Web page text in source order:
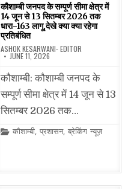
कौशाम्बी जनपद के सम्पूर्ण सीमा क्षेत्र में
14 जून से 13 सितम्बर 2026 तक
धारा-163 लागू,देखे क्या क्या रहेगा
प्रतिबंधित
ASHOK KESARWANI- EDITOR
JUNE 11, 2026
कौशाम्बी: कौशाम्बी जनपद के
सम्पूर्ण सीमा क्षेत्र में 14 जून से 13
सितम्बर 2026 तक…
Posted
कौशाम्बी,प्रशासन,ब्रेकिंग न्यूज़